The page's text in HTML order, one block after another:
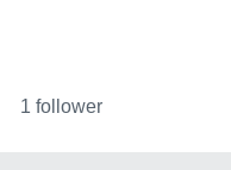
1 follower